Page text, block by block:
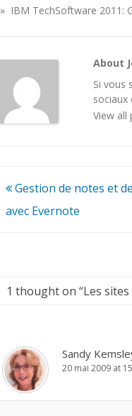
» IBM TechSoftware 2011:
About
Si vous
sociaux
View all
Navigation
de
Gestion de notes et
avec Evernote
1 thought on “Les
Sandy
20 mai 2009 at